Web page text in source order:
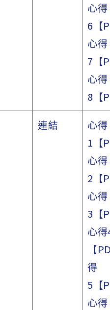
心得
6【
心得
7【
心得
8【
連結
心得
1【
心得
2【
心得
3【
心
【
得
5【
心得